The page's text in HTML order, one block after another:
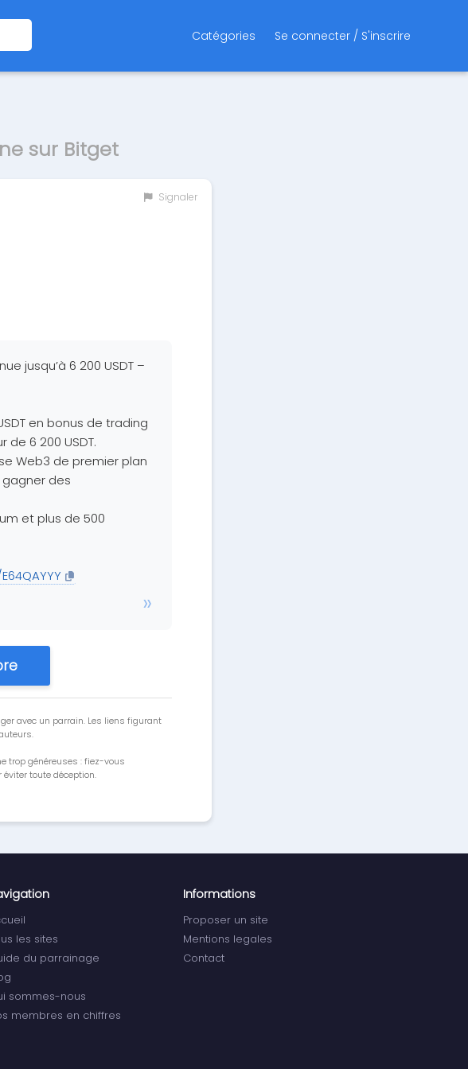
Catégories Se connecter / S'inscrire
sur Bitget
Signaler
jusqu’à 6 200 USDT –
en bonus de trading
6 200 USDT.
Web3 de premier plan
des
et plus de 500
avec un parrain. Les liens figurant
trop généreuses : fiez-vous
toute déception.
les sites
du parrainage
sommes-nous
membres en chiffres
Informations
Proposer un site
Mentions legales
Contact